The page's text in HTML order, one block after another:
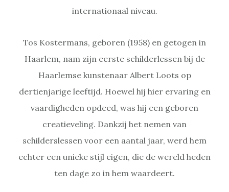
internationaal niveau.
Tos Kostermans, geboren (1958) en getogen in
Haarlem, nam zijn eerste schilderlessen bij de
Haarlemse kunstenaar Albert Loots op
dertienjarige leeftijd. Hoewel hij hier ervaring en
vaardigheden opdeed, was hij een geboren
creatieveling. Dankzij het nemen van
schilderslessen voor een aantal jaar, werd hem
echter een unieke stijl eigen, die de wereld heden
ten dage zo in hem waardeert.